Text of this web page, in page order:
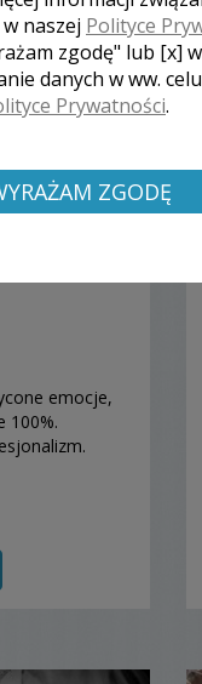
emocje,
100%.
naszej Polityce
zgodę" lub [x]
danych w ww.
Prywatności.
ZGODĘ